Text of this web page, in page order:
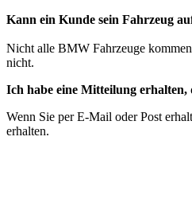
Kann ein Kunde sein Fahrzeug
Nicht alle BMW Fahrzeuge
nicht.
Ich habe eine Mitteilung erhalten,
Wenn Sie per E-Mail oder Post
erhalten.